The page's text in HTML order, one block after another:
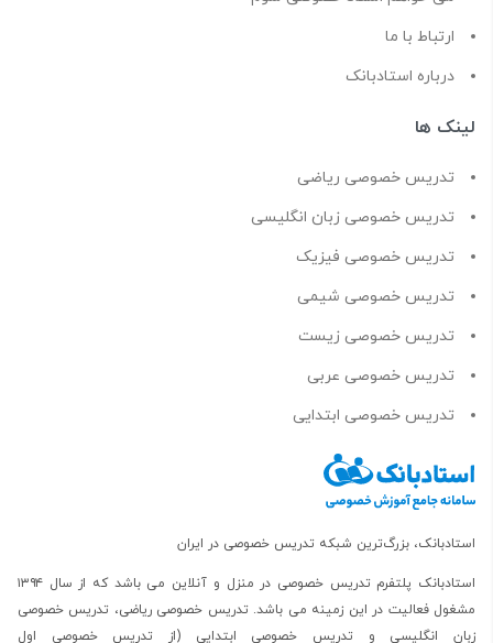
ارتباط با ما
درباره استادبانک
لینک ها
تدریس خصوصی ریاضی
تدریس خصوصی زبان انگلیسی
تدریس خصوصی فیزیک
تدریس خصوصی شیمی
تدریس خصوصی زیست
تدریس خصوصی عربی
تدریس خصوصی ابتدایی
استادبانک، بزرگ‌ترین شبکه تدریس خصوصی در ایران
استادبانک پلتفرم تدریس خصوصی در منزل و آنلاین
می باشد که از سال ۱۳۹۴
مشغول فعالیت در این زمینه می باشد.تدریس خصوصی ریاضی، تدریس خصوصی
زبان انگلیسی و تدریس خصوصی ابتدایی (از تدریس خصوصی اول